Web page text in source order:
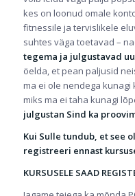
kes on loonud omale
fitnessile ja tervislikele
suhtes väga toetavad –
tegema ja julgustavad
öelda, et pean paljusid
ma ei ole nendega
miks ma ei taha kunagi
julgustan Sind ka
Kui Sulle tundub, et see
registreeri ennast
KURSUSELE SAAD